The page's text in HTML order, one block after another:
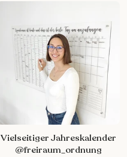
Vielseitiger Jahreskalender
@freiraum_ordnung